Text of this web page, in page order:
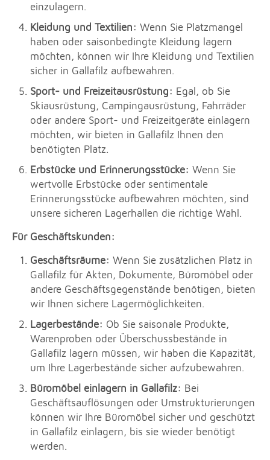
einzulagern.
Kleidung und Textilien: Wenn Sie Platzmangel
haben oder saisonbedingte Kleidung lagern
möchten, können wir Ihre Kleidung und Textilien
sicher in Gallafilz aufbewahren.
Sport- und Freizeitausrüstung: Egal, ob Sie
Skiausrüstung, Campingausrüstung, Fahrräder
oder andere Sport- und Freizeitgeräte einlagern
möchten, wir bieten in Gallafilz Ihnen den
benötigten Platz.
Erbstücke und Erinnerungsstücke: Wenn Sie
wertvolle Erbstücke oder sentimentale
Erinnerungsstücke aufbewahren möchten, sind
unsere sicheren Lagerhallen die richtige Wahl.
Für Geschäftskunden:
Geschäftsräume: Wenn Sie zusätzlichen Platz in
Gallafilz für Akten, Dokumente, Büromöbel oder
andere Geschäftsgegenstände benötigen, bieten
wir Ihnen sichere Lagermöglichkeiten.
Lagerbestände: Ob Sie saisonale Produkte,
Warenproben oder Überschussbestände in
Gallafilz lagern müssen, wir haben die Kapazität,
um Ihre Lagerbestände sicher aufzubewahren.
Büromöbel einlagern in Gallafilz: Bei
Geschäftsauflösungen oder Umstrukturierungen
können wir Ihre Büromöbel sicher und geschützt
in Gallafilz einlagern, bis sie wieder benötigt
werden.